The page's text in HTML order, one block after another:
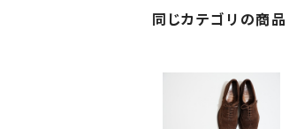
同じカテゴリの商品